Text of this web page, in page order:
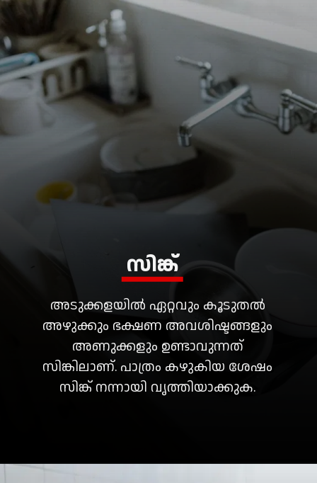
അടുക്കളയിൽ ഏറ്റവും കൂടുതൽ
അഴുക്കും ഭക്ഷണ അവശിഷ്ടങ്ങളും
അണുക്കളും ഉണ്ടാവുന്നത്
സിങ്കിലാണ്. പാത്രം കഴുകിയ ശേഷം
സിങ്ക്